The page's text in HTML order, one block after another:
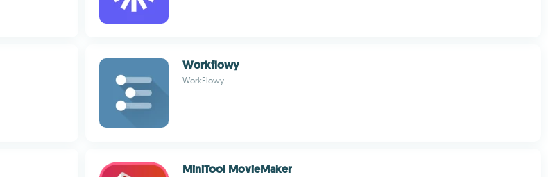
Workflowy
WorkFlowy
MiniTool MovieMaker